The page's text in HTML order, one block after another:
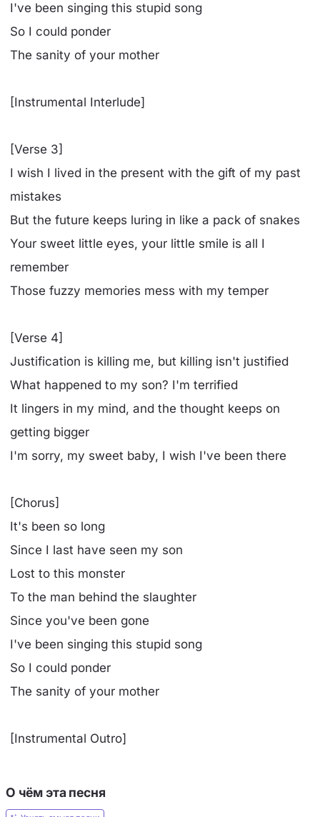
I've been singing this stupid song
So I could ponder
The sanity of your mother
[Instrumental Interlude]
[Verse 3]
I wish I lived in the present with the gift of my past
mistakes
But the future keeps luring in like a pack of snakes
Your sweet little eyes, your little smile is all I
remember
Those fuzzy memories mess with my temper
[Verse 4]
Justification is killing me, but killing isn't justified
What happened to my son? I'm terrified
It lingers in my mind, and the thought keeps on
getting bigger
I'm sorry, my sweet baby, I wish I've been there
[Chorus]
It's been so long
Since I last have seen my son
Lost to this monster
To the man behind the slaughter
Since you've been gone
I've been singing this stupid song
So I could ponder
The sanity of your mother
[Instrumental Outro]
О чём эта песня